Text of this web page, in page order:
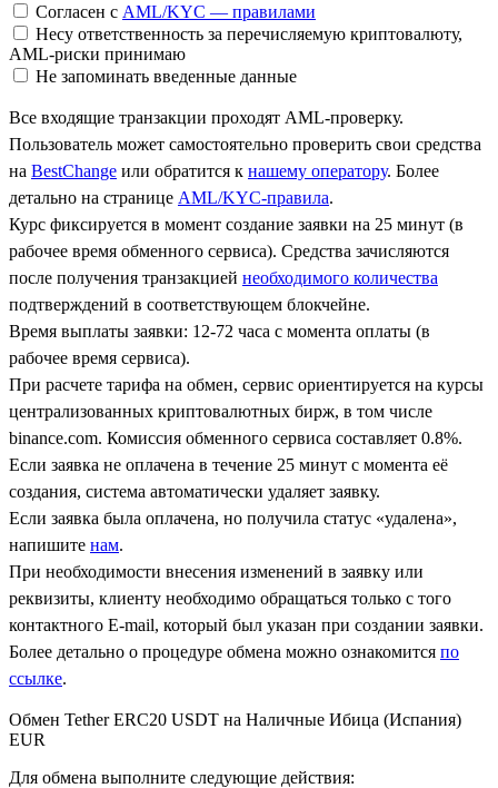
Согласен с AML/KYC — правилами
Несу ответственность за перечисляемую криптовалюту,
AML-риски принимаю
Не запоминать введенные данные
Все входящие транзакции проходят AML-проверку.
Пользователь может самостоятельно проверить свои средства
на BestChange или обратится к нашему оператору. Более
детально на странице AML/KYC-правила.
Курс фиксируется в момент создание заявки на 25 минут (в
рабочее время обменного сервиса). Средства зачисляются
после получения транзакцией необходимого количества
подтверждений в соответствующем блокчейне.
Время выплаты заявки: 12-72 часа с момента оплаты (в
рабочее время сервиса).
При расчете тарифа на обмен, сервис ориентируется на курсы
централизованных криптовалютных бирж, в том числе
binance.com. Комиссия обменного сервиса составляет 0.8%.
Если заявка не оплачена в течение 25 минут с момента её
создания, система автоматически удаляет заявку.
Если заявка была оплачена, но получила статус «удалена»,
напишите нам.
При необходимости внесения изменений в заявку или
реквизиты, клиенту необходимо обращаться только с того
контактного Е-mail, который был указан при создании заявки.
Более детально о процедуре обмена можно ознакомится по
ссылке.
Обмен Tether ERC20 USDT на Наличные Ибица (Испания)
EUR
Для обмена выполните следующие действия: